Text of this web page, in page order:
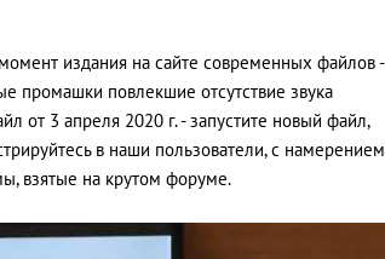
издания на сайте современных файлов -
промашки повлекшие отсутствие звука
от 3 апреля 2020 г. - запустите новый файл,
в наши пользователи, с намерением
взятые на крутом форуме.